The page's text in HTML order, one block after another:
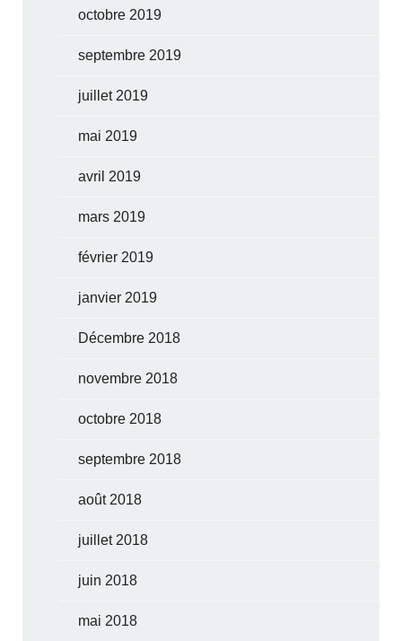
octobre 2019
septembre 2019
juillet 2019
mai 2019
avril 2019
mars 2019
février 2019
janvier 2019
Décembre 2018
novembre 2018
octobre 2018
septembre 2018
août 2018
juillet 2018
juin 2018
mai 2018